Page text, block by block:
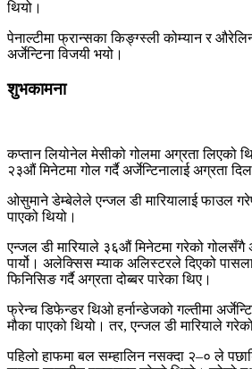
थियो।
पेनाल्टीमा फ्रान्सका किङ्ग्स्ली कोम्यान र
अर्जेन्टिना विजयी भयो।
शुभकामना
कप्तान लियोनेल मेसीको गोलमा अग्रता लिएको
२३औं मिनेटमा गोल गर्दै अर्जेन्टिनालाई अग्रता
ओसुमाने डेम्बेलेले एन्जल डी मारियालाई फाउल
पाएको थियो।
एन्जल डी मारियाले ३६औं मिनेटमा गरेको गोलसँगै
पार्यो। अलेक्सिस म्याक अलिस्टरले दिएको
फिनिसिङ गर्दै अग्रता दोब्बर पारेका थिए।
फ्रेन्च डिफेन्डर थिओ हर्नान्डेजको गल्तीमा
मौका पाएको थियो। तर, एन्जल डी मारियाले
पहिलो हाफमा बल सम्हालिन नसक्दा २–० ले